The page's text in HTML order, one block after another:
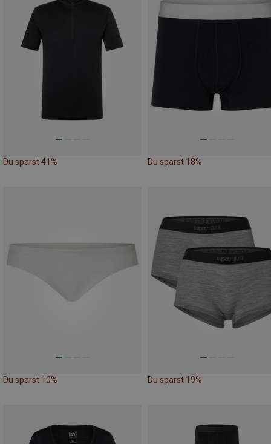
Du sparst 41% Du sparst 18%
Du sparst 10% Du sparst 19%